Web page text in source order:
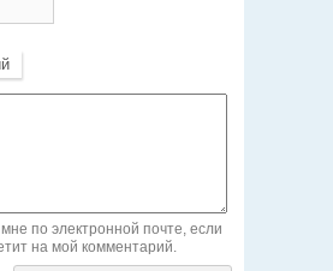
по электронной почте, если
на мой комментарий.